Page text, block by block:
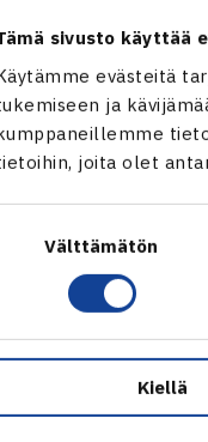
sivusto käyttää
evästeitä
ja
joita olet
Välttämätön
Kiellä
←